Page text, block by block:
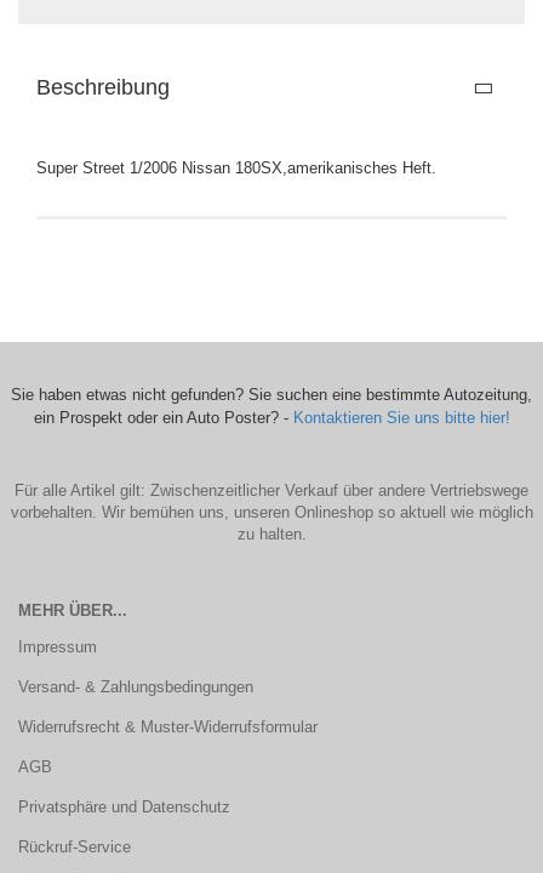
Beschreibung
Super Street 1/2006 Nissan 180SX,amerikanisches Heft.
Sie haben etwas nicht gefunden? Sie suchen eine bestimmte Autozeitung,
ein Prospekt oder ein Auto Poster? - Kontaktieren Sie uns bitte hier!
Für alle Artikel gilt: Zwischenzeitlicher Verkauf über andere Vertriebswege
vorbehalten. Wir bemühen uns, unseren Onlineshop so aktuell wie möglich
zu halten.
MEHR ÜBER...
Impressum
Versand- & Zahlungsbedingungen
Widerrufsrecht & Muster-Widerrufsformular
AGB
Privatsphäre und Datenschutz
Rückruf-Service